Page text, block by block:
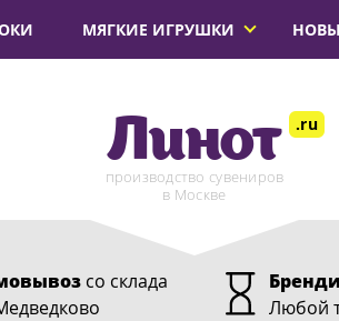
МЯГКИЕ ИГРУШКИ
Линот .ru
производство сувениров
в Москве
со склада
Любой